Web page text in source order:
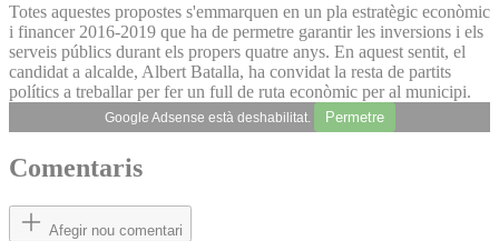
Totes aquestes propostes s'emmarquen en un pla estratègic econòmic
i financer 2016-2019 que ha de permetre garantir les inversions i els
serveis públics durant els propers quatre anys. En aquest sentit, el
candidat a alcalde, Albert Batalla, ha convidat la resta de partits
polítics a treballar per fer un full de ruta econòmic per al municipi.
Google Adsense està deshabilitat. Permetre
Comentaris
Afegir nou comentari